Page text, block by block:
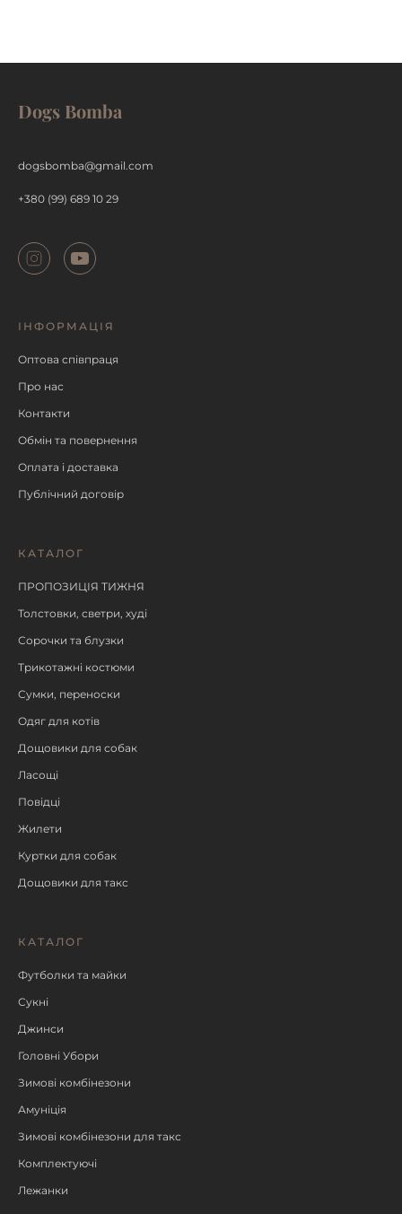
Dogs Bomba
dogsbomba@gmail.com
+380 (99) 689 10 29
ІНФОРМАЦІЯ
Оптова співпраця
Про нас
Контакти
Обмін та повернення
Оплата і доставка
Публічний договір
КАТАЛОГ
ПРОПОЗИЦІЯ ТИЖНЯ
Толстовки, светри, худі
Сорочки та блузки
Трикотажні костюми
Сумки, переноски
Одяг для котів
Дощовики для собак
Ласощі
Повідці
Жилети
Куртки для собак
Дощовики для такс
КАТАЛОГ
Футболки та майки
Сукні
Джинси
Головні Убори
Зимові комбінезони
Амуніція
Зимові комбінезони для такс
Комплектуючі
Лежанки